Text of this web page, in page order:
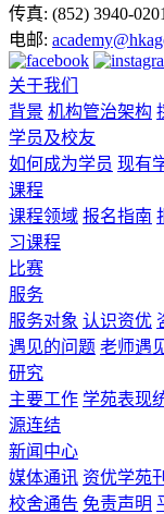
传真: (852) 3940-0201
电邮:
关于我们
背景 机构管治架构
学员及校友
如何成为学员 现有
课程
课程领域 报名指南
习课程
比赛
服务
服务对象 认识资优
遇见的问题 老师遇
研究
主要工作 学苑表现
源连结
新闻中心
媒体通讯 资优学苑
校舍通告 免责声明